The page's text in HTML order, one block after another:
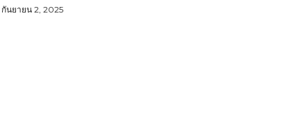
กันยายน 2, 2025